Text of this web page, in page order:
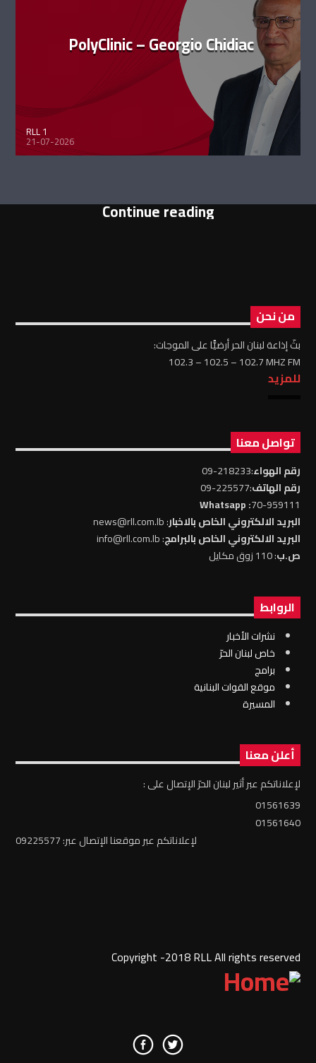
PolyClinic – Georgio Chidiac
RLL 1
21-07-2026
Continue reading
من نحن
بثّ إذاعة لبنان الحر أرضيًّا على الموجات:
102.3 – 102.5 – 102.7 MHZ FM
للمزيد
تواصل معنا
رقم الهواء:218233-09
رقم الهاتف:225577-09
70-959111
: Whatsapp
البريد الالكتروني الخاص بالاخبار: news@rll.com.lb
البريد الالكتروني الخاص بالبرامج: info@rll.com.lb
ص.ب: 110 زوق مكايل
الروابط
نشرات الأخبار
خاص لبنان الحرّ
برامج
موقع القوات البنانية
المسيرة
أعلن معنا
لإعلاناتكم عبر أثير لبنان الحرّ الإتصال على :
01561639
01561640
لإعلاناتكم عبر موقعنا الإتصال عبر: 09225577
Copyright -2018 RLL All rights reserved